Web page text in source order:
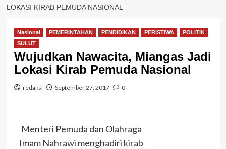
LOKASI KIRAB PEMUDA NASIONAL
Nasional PEMERINTAHAN PENDIDIKAN PERISTIWA
POLITIK
SULUT
Wujudkan Nawacita, Miangas Jadi
Lokasi Kirab Pemuda Nasional
redaksi September 27, 2017 0
Menteri Pemuda dan Olahraga
Imam Nahrawi menghadiri kirab